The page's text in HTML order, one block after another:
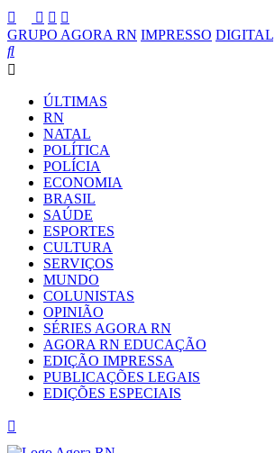
GRUPO AGORA RN IMPRESSO DIGITAL
ÚLTIMAS
RN
NATAL
POLÍTICA
POLÍCIA
ECONOMIA
BRASIL
SAÚDE
ESPORTES
CULTURA
SERVIÇOS
MUNDO
COLUNISTAS
OPINIÃO
SÉRIES AGORA RN
AGORA RN EDUCAÇÃO
EDIÇÃO IMPRESSA
PUBLICAÇÕES LEGAIS
EDIÇÕES ESPECIAIS